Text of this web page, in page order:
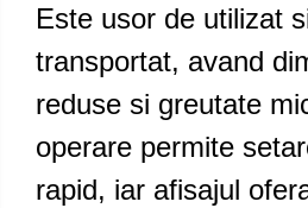
Este usor de utilizat
transportat, avand
reduse si greutate
operare permite
rapid, iar afisajul